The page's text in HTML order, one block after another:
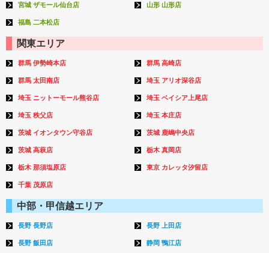
宮城 ザモール仙台店 山形 山形店
福島 二本松店
関東エリア
群馬 伊勢崎本店 群馬 高崎店
群馬 太田南店 埼玉 アリオ深谷店
埼玉 ニットーモール熊谷店 埼玉 ベイシア上尾店
埼玉 秩父店 埼玉 本庄店
茨城 イオンタウン守谷店 茨城 鹿嶋中央店
茨城 高萩店 栃木 真岡店
栃木 那須塩原店 東京 カレッタ汐留店
千葉 茂原店
中部・甲信越エリア
長野 長野店 長野 上田店
長野 飯田店 静岡 鴨江店